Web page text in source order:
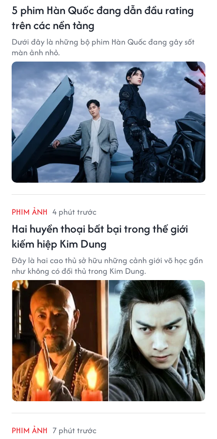
5 phim Hàn Quốc đang dẫn đầu rating
trên các nền tảng
Dưới đây là những bộ phim Hàn Quốc đang gây sốt
màn ảnh nhỏ.
PHIM ẢNH 4 phút trước
Hai huyền thoại bất bại trong thế giới
kiếm hiệp Kim Dung
Đây là hai cao thủ sở hữu những cảnh giới võ học gần
như không có đối thủ trong Kim Dung.
PHIM ẢNH 7 phút trước